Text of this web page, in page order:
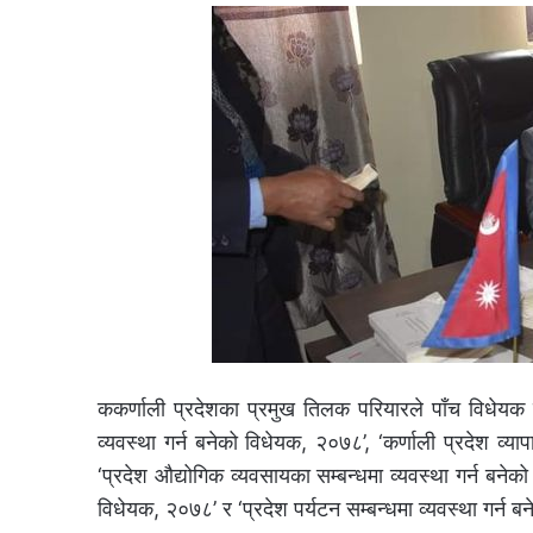
ककर्णाली प्रदेशका प्रमुख तिलक परियारले पाँच विधेयक
व्यवस्था गर्न बनेको विधेयक, २०७८’, ‘कर्णाली प्रदेश
‘प्रदेश औद्योगिक व्यवसायका सम्बन्धमा व्यवस्था गर्न
विधेयक, २०७८’ र ‘प्रदेश पर्यटन सम्बन्धमा व्यवस्था गर्न